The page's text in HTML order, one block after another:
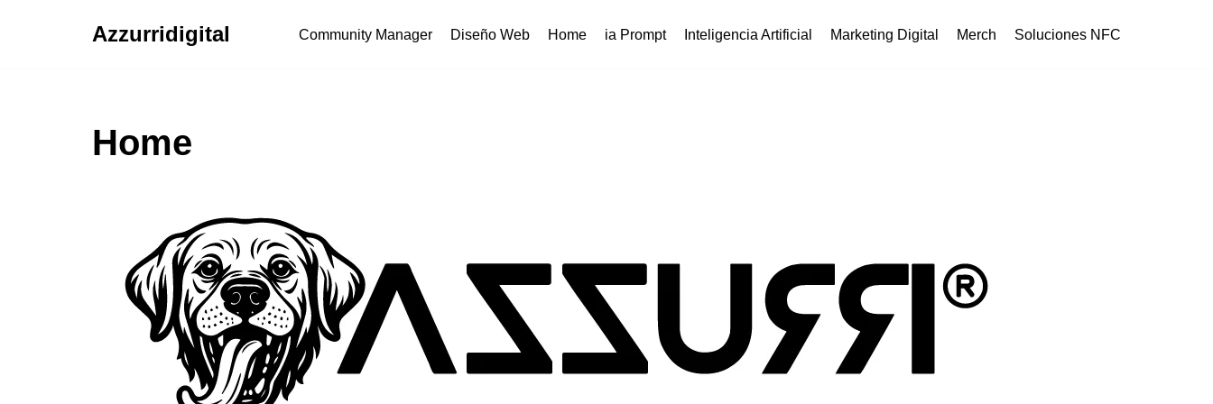
Azzurridigital Community Manager Diseño Web Home ia Prompt Inteligencia Artificial Marketing Digital Merch Soluciones NFC
Home